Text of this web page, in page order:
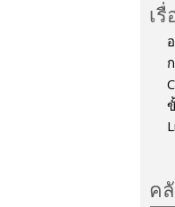
เ
ค